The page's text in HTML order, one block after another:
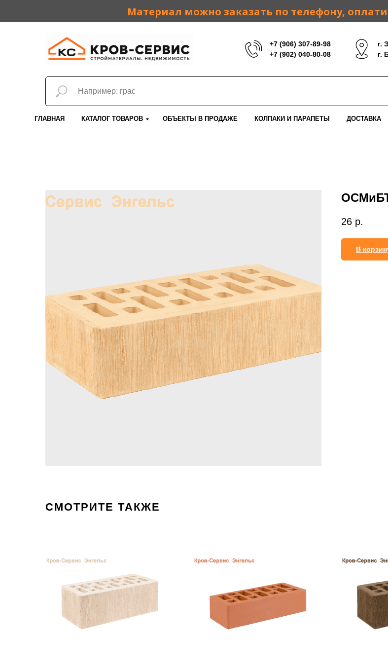
Материал можно заказать по телефону,
+7 (906) 307-89-98
+7 (902) 040-80-08
г.
г.
ГЛАВНАЯ КАТАЛОГ ТОВАРОВ ОБЪЕКТЫ В ПРОДАЖЕ КОЛПАКИ И ПАРАПЕТЫ ДОСТАВКА
26 р.
В
СМОТРИТЕ ТАКЖЕ